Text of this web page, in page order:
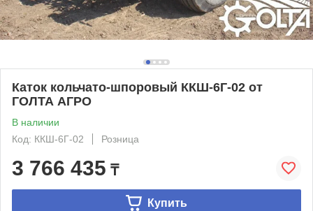
Каток кольчато-шпоровый ККШ-6Г-02 от
ГОЛТА АГРО
В наличии
Код: ККШ-6Г-02
Розница
3 766 435 ₸
Купить